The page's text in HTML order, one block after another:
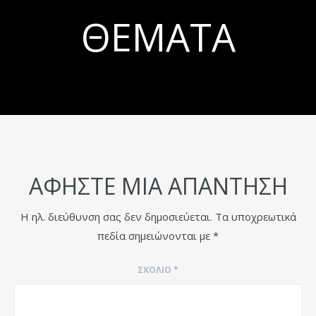
ΘΈΜΑΤΑ
ΑΦΉΣΤΕ ΜΙΑ ΑΠΆΝΤΗΣΗ
Η ηλ. διεύθυνση σας δεν δημοσιεύεται. Τα υποχρεωτικά
πεδία σημειώνονται με *
ΣΧΌΛΙΟ *